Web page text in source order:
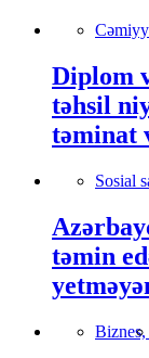
Diplom
təhsil
təminat
Sosial
təmin
Biznes,